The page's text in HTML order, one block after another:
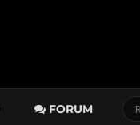
FORUM